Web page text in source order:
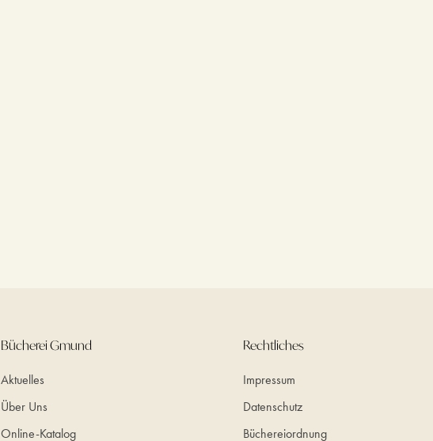
Bücherei Gmund
Aktuelles
Über Uns
Online-Katalog
Rechtliches
Impressum
Datenschutz
Büchereiordnung